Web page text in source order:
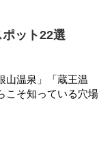
ット22選
山温泉」「蔵王温
こそ知っている穴場